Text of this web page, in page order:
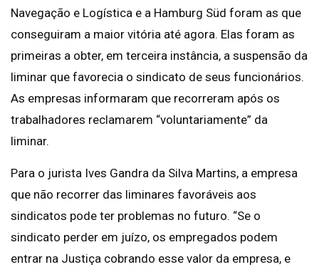
Navegação e Logística e a Hamburg Süd foram as que
conseguiram a maior vitória até agora. Elas foram as
primeiras a obter, em terceira instância, a suspensão da
liminar que favorecia o sindicato de seus funcionários.
As empresas informaram que recorreram após os
trabalhadores reclamarem “voluntariamente” da
liminar.
Para o jurista Ives Gandra da Silva Martins, a empresa
que não recorrer das liminares favoráveis aos
sindicatos pode ter problemas no futuro. “Se o
sindicato perder em juízo, os empregados podem
entrar na Justiça cobrando esse valor da empresa, e